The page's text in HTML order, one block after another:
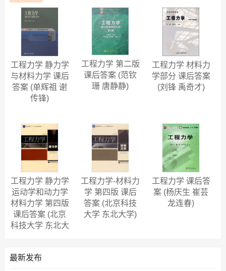
程、测控技术与仪器、热能与动力工程、材料科学与工程、给水排水工
程 等专业。
以下学校的同学下载过
工程力学答案：广东工业大学、重庆大学、重庆
科技学院、广东海洋大学、南京工业大学、同济大学、广西大学、河海
大学、武汉理工大学、清华大学 等。
工程力学 静力学
与材料力学 课后
答案 (单辉祖 谢
传锋)
工程力学 第二版
课后答案 (范钦
珊 唐静静)
工程力学 材料力
学部分 课后答案
(刘锋 禹奇才)
工程力学 静力学
运动学和动力学
材料力学 第四版
课后答案 (北京
科技大学 东北大
工程力学-材料力
学 第四版 课后
答案 (北京科技
大学 东北大学)
工程力学 课后答
案 (杨庆生 崔芸
龙连春)
最新发布